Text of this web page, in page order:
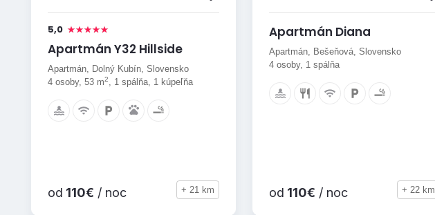
5,0
Apartmán Y32 Hillside
Apartmán, Dolný Kubín, Slovensko
4 osoby, 53 m2, 1 spálňa, 1 kúpeľňa
od 110€ / noc + 21 km
Apartmán Diana
Apartmán, Bešeňová, Slovensko
4 osoby, 1 spálňa
od 110€ / noc + 22 km